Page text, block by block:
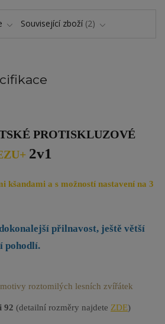
Související zboží 2
PROTISKLUZOVÉ
2v1
kšandami a s možností nastavení na 3
přilnavost, ještě větší
pohodlí.
roztomilých lesních zvířátek
92 (detailní rozměry najdete ZDE)